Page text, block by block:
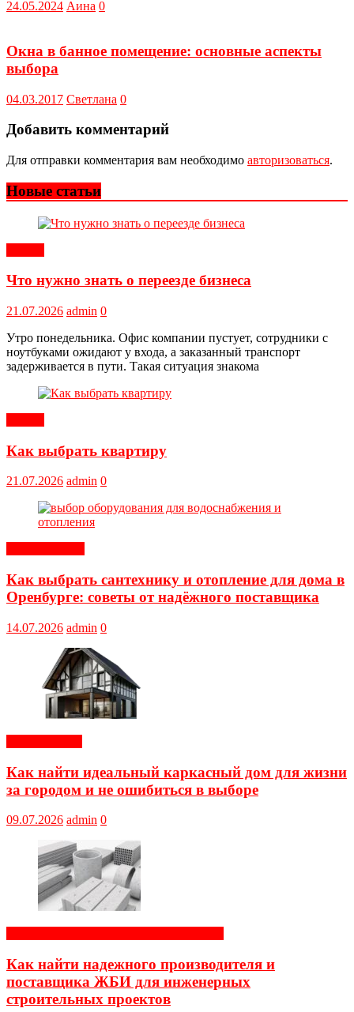
24.05.2024 Аина 0
Окна в банное помещение: основные аспекты
выбора
04.03.2017 Светлана 0
Добавить комментарий
Для отправки комментария вам необходимо авторизоваться.
Новые статьи
Что нужно знать о переезде бизнеса
21.07.2026 admin 0
Утро понедельника. Офис компании пустует, сотрудники с
ноутбуками ожидают у входа, а заказанный транспорт
задерживается в пути. Такая ситуация знакома
Как выбрать квартиру
21.07.2026 admin 0
Как выбрать сантехнику и отопление для дома в
Оренбурге: советы от надёжного поставщика
14.07.2026 admin 0
Как найти идеальный каркасный дом для жизни
за городом и не ошибиться в выборе
09.07.2026 admin 0
Как найти надежного производителя и
поставщика ЖБИ для инженерных
строительных проектов